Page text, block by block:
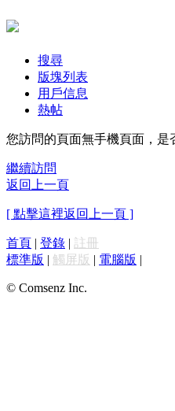
搜尋
版塊列表
用戶信息
熱帖
您訪問的頁面無手機頁面，是
繼續訪問
返回上一頁
[ 點擊這裡返回上一頁 ]
首頁 | 登錄 | 註冊
標準版 | 觸屏版 | 電腦版 |
© Comsenz Inc.